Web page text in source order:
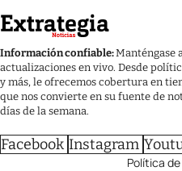
Información confiable:Manténgase
actualizaciones en vivo. Desde
y más, le ofrecemos cobertura en
que nos convierte en su fuente de
días de la semana.
Facebook Instagram
Política